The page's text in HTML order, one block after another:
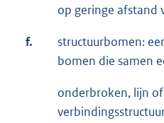
op geringe afstand
f.
structuurbomen:
bomen die samen
onderbroken, lijn